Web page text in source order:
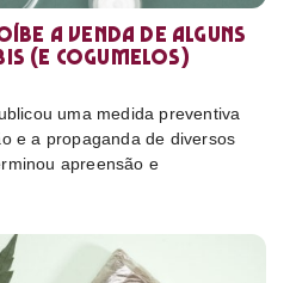
a venda de alguns
(e cogumelos)
uma medida preventiva
e a propaganda de diversos
apreensão e